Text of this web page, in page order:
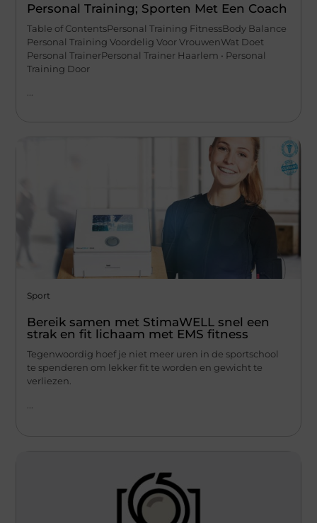
Personal Training; Sporten Met Een Coach
Table of ContentsPersonal Training FitnessBody Balance
Personal Training Voordelig Voor VrouwenWat Doet
Personal TrainerPersonal Trainer Haarlem • Personal
Training Door
...
Sport
Bereik samen met StimaWELL snel een
strak en fit lichaam met EMS fitness
Tegenwoordig hoef je niet meer uren in de sportschool
te spenderen om lekker fit te worden en gewicht te
verliezen.